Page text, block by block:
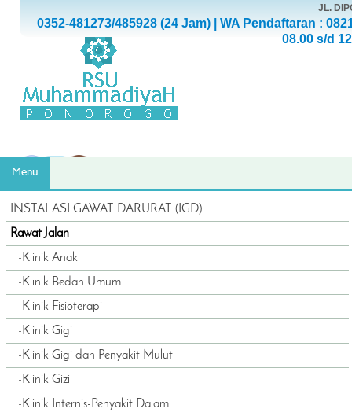
JL.
0352-481273/485928 (24 Jam) | WA Pendaftaran :
08.00 s/d
Menu
INSTALASI GAWAT DARURAT (IGD)
Rawat Jalan
-Klinik Anak
-Klinik Bedah Umum
-Klinik Fisioterapi
-Klinik Gigi
-Klinik Gigi dan Penyakit Mulut
-Klinik Gizi
-Klinik Internis-Penyakit Dalam